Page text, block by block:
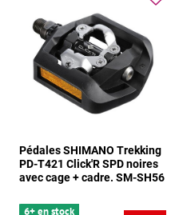
Pédales SHIMANO Trekking
PD-T421 Click'R SPD noires
avec cage + cadre. SM-SH56
6+ en stock